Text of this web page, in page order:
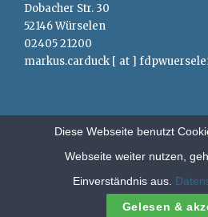
Dobacher Str. 30
52146 Würselen
02405 21200
markus.carduck [ at ]
Copyright © 2026FDP –
Anträge
Clean Education by
Diese Webseite benutzt
Webseite weiter nutzen,
Einverständnis aus.
Gelesen &